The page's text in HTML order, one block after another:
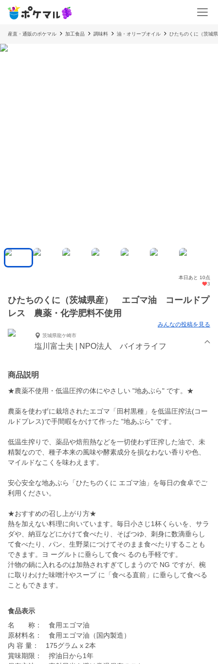
産直・通販のポケマル 加工食品 調味料 油・オリーブオイル ひたちのくに（茨城
本日あと 10点
3
ひたちのくに（茨城県産） エゴマ油 コールドプ
レス 農薬・化学肥料不使用
みんなの投稿を見る
茨城県龍ケ崎市
塩川富士夫 | NPO法人 バイオライフ
商品説明
★農薬不使用・低温圧搾の体にやさしい "地あぶら" です。★
農薬を使わずに栽培されたエゴマ「田村黒種」を低温圧搾法(コー
ルドプレス)で手間暇をかけて作った "地あぶら" です。
低温生搾りで、薬品や焙煎熱などを一切使わず圧搾した油で、未
精製なので、種子本来の風味や酵素成分を損なわない香りや色、
マイルドなこくを味わえます。
安心安全な地あぶら「ひたちのくに エゴマ油」を毎日の食卓でご
利用ください。
★おすすめの召し上がり方★
熱を加えない料理に向いています。毎日小さじ1杯くらいを、サラ
ダや、納豆などにかけて食べたり、そばつゆ、刺身に数滴垂らし
て食べたり、パン、生野菜につけてそのまま食べたりすることも
できます。ヨ ーグルトに垂らして食べ るのも手軽です。
汁物の鍋に入れるのは加熱されすぎてしまうので NG ですが、椀
に取りわけた味噌汁やスープ に「食べる直前」に垂らして食べる
こともできます。
食品表示
名 称： 食用エゴマ油
原材料名： 食用エゴマ油（国内製造）
内 容 量： 175グラム x 2本
賞味期限： 搾油日から1年